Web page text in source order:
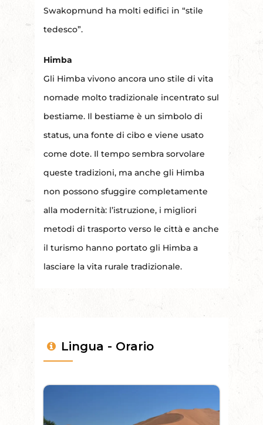
Swakopmund ha molti edifici in “stile
tedesco”.
Himba
Gli Himba vivono ancora uno stile di vita
nomade molto tradizionale incentrato sul
bestiame. Il bestiame è un simbolo di
status, una fonte di cibo e viene usato
come dote. Il tempo sembra sorvolare
queste tradizioni, ma anche gli Himba
non possono sfuggire completamente
alla modernità: l’istruzione, i migliori
metodi di trasporto verso le città e anche
il turismo hanno portato gli Himba a
lasciare la vita rurale tradizionale.
Lingua - Orario